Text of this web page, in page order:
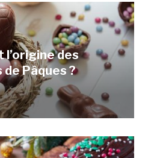
l’origine des
Pâques ?